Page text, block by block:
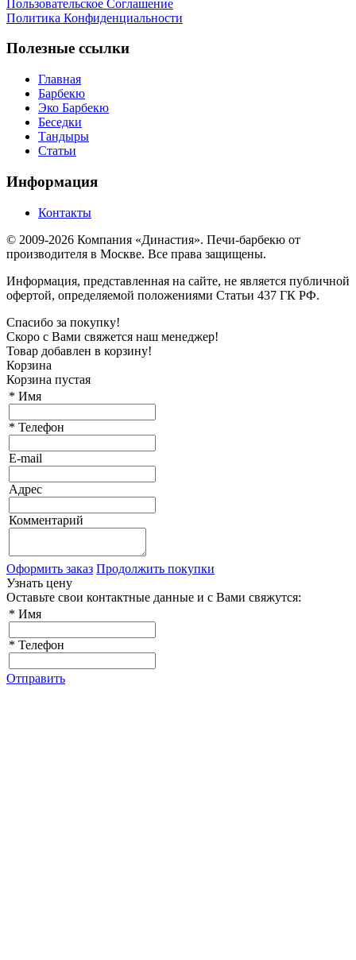
Пользовательское Соглашение
Политика Конфиденциальности
Полезные ссылки
Главная
Барбекю
Эко Барбекю
Беседки
Тандыры
Статьи
Информация
Контакты
© 2009-2026 Компания «Династия». Печи-барбекю от
производителя в Москве. Все права защищены.
Информация, представленная на сайте, не является публичной
офертой, определяемой положениями Статьи 437 ГК РФ.
Спасибо за покупку!
Скоро с Вами свяжется наш менеджер!
Товар добавлен в корзину!
Корзина
Корзина пустая
* Имя
* Телефон
E-mail
Адрес
Комментарий
Оформить заказ Продолжить покупки
Узнать цену
Оставьте свои контактные данные и с Вами свяжутся:
* Имя
* Телефон
Отправить